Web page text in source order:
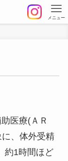
メニュー
医療(ＡＲ
、体外受精
約1時間ほど